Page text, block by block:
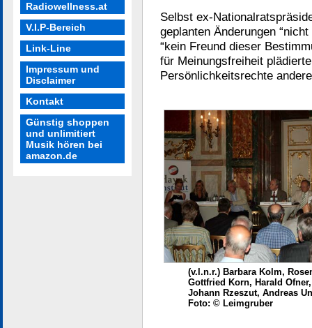
Radiowellness.at
V.I.P-Bereich
Link-Line
Impressum und
Disclaimer
Kontakt
Günstig shoppen
und unlimitiert
Musik hören bei
amazon.de
Selbst ex-
geplanten Änderungen
“kein Freund dieser
für Meinungsfreiheit
Persönlichkeitsrechte
(v.l.n.r.) Barbara Kolm,
Gottfried Korn, Harald
Johann Rzeszut, Andreas
Foto: © Leimgruber